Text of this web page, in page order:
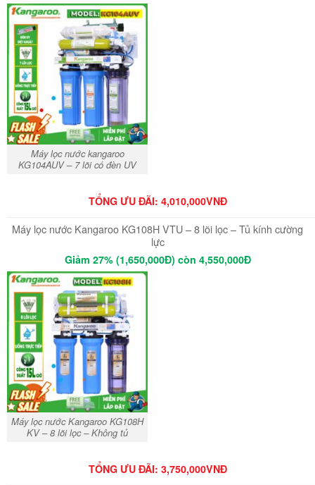
Máy lọc nước kangaroo
KG104AUV – 7 lõi có đèn UV
TỔNG ƯU ĐÃI: 4,010,000VNĐ
Máy lọc nước Kangaroo KG108H VTU – 8 lõi lọc – Tủ kính cường
lực
Giảm 27% (1,650,000Đ) còn 4,550,000Đ
Máy lọc nước Kangaroo KG108H
KV – 8 lõi lọc – Không tủ
TỔNG ƯU ĐÃI: 3,750,000VNĐ